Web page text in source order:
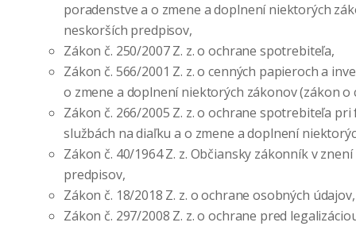
poradenstve a o zmene a doplnení niektorých
neskorších predpisov,
Zákon č. 250/2007 Z. z. o ochrane spotrebiteľa,
Zákon č. 566/2001 Z. z. o cenných papieroch a
o zmene a doplnení niektorých zákonov (zákon o
Zákon č. 266/2005 Z. z. o ochrane spotrebiteľa
službách na diaľku a o zmene a doplnení
Zákon č. 40/1964 Z. z. Občiansky zákonník v
predpisov,
Zákon č. 18/2018 Z. z. o ochrane osobných údajov,
Zákon č. 297/2008 Z. z. o ochrane pred